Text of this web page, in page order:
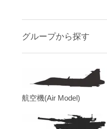
グループから探す
航空機(Air Model)